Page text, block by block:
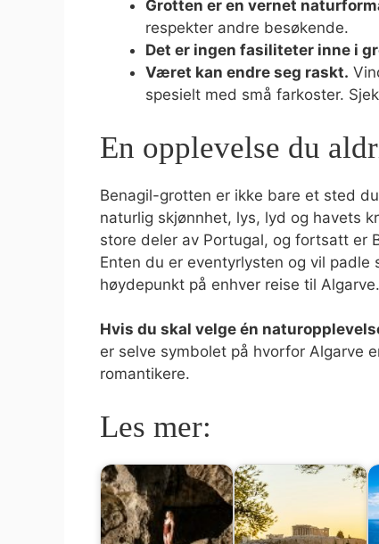
Grotten er en vernet
respekter andre besøkende.
Det er ingen fasiliteter inne i
Været kan endre seg raskt.
spesielt med små farkoster.
En opplevelse du
Benagil-grotten er ikke bare et sted
naturlig skjønnhet, lys, lyd og havets
store deler av Portugal, og fortsatt er
Enten du er eventyrlysten og vil
høydepunkt på enhver reise til Algarve.
Hvis du skal velge én
er selve symbolet på hvorfor Algarve
romantikere.
Les mer: